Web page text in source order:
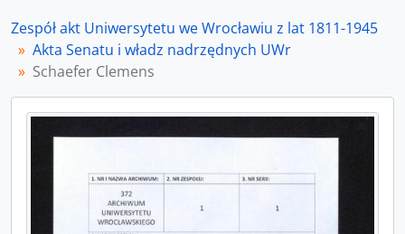
Zespół akt Uniwersytetu we Wrocławiu z lat 1811-1945
Akta Senatu i władz nadrzędnych UWr
Schaefer Clemens